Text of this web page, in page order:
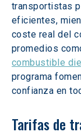
transportistas
eficientes,
coste real del
promedios
combustible
programa
confianza en
Tarifas de